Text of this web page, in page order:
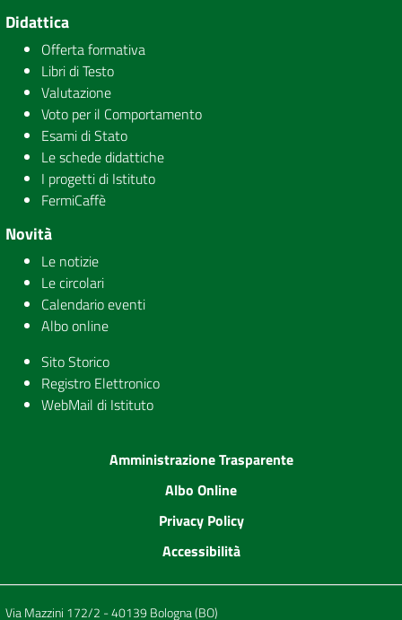
Didattica
Offerta formativa
Libri di Testo
Valutazione
Voto per il Comportamento
Esami di Stato
Le schede didattiche
I progetti di Istituto
FermiCaffè
Novità
Le notizie
Le circolari
Calendario eventi
Albo online
Sito Storico
Registro Elettronico
WebMail di Istituto
Amministrazione Trasparente
Albo Online
Privacy Policy
Accessibilità
Via Mazzini 172/2 - 40139 Bologna (BO)